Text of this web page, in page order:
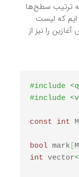
ترتیب سطح‌ها
ایم که لیست
را نیز از
#include
#include
const int
bool mark
int vector<